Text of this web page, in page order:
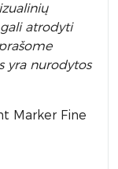
atrodyti
yra nurodytos
Marker Fine